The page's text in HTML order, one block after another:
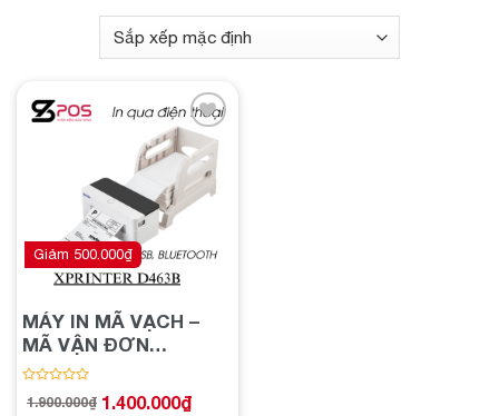
Add to
wishlist
MÁY IN MÃ VẠCH –
MÃ VẬN ĐƠN
XPRINTER D463B
(USB,BLUETOOTH)
xếp
1.900.000₫
Giá 1.400.000₫
Giá
Giảm 500.000₫